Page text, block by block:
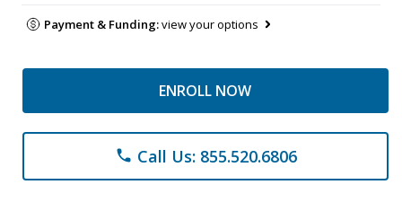
Payment & Funding:view your options
ENROLL NOW
phone Call Us: 855.520.6806